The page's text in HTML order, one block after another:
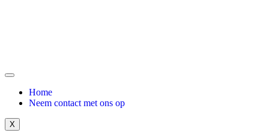
Home
Neem contact met ons op
X